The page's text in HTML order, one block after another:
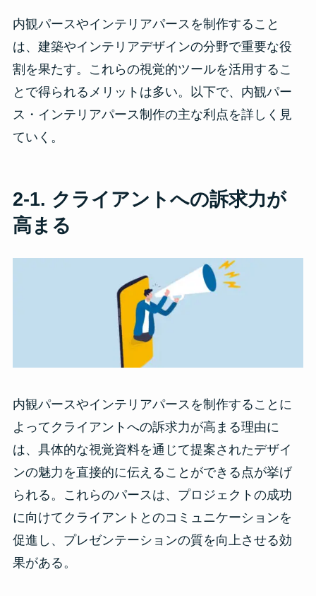
内観パースやインテリアパースを制作すること
は、建築やインテリアデザインの分野で重要な役
割を果たす。これらの視覚的ツールを活用するこ
とで得られるメリットは多い。以下で、内観パー
ス・インテリアパース制作の主な利点を詳しく見
ていく。
2-1. クライアントへの訴求力が
高まる
内観パースやインテリアパースを制作することに
よってクライアントへの訴求力が高まる理由に
は、具体的な視覚資料を通じて提案されたデザイ
ンの魅力を直接的に伝えることができる点が挙げ
られる。これらのパースは、プロジェクトの成功
に向けてクライアントとのコミュニケーションを
促進し、プレゼンテーションの質を向上させる効
果がある。